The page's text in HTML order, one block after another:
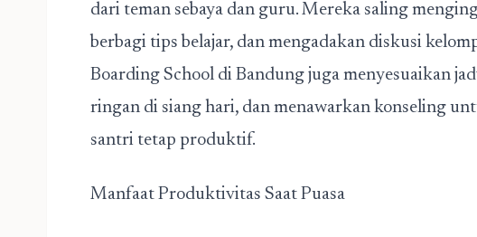
dari teman sebaya dan guru. Mereka saling
berbagi tips belajar, dan mengadakan diskusi
Boarding School di Bandung juga menyesuaikan
ringan di siang hari, dan menawarkan konseling
santri tetap produktif.
Manfaat Produktivitas Saat Puasa